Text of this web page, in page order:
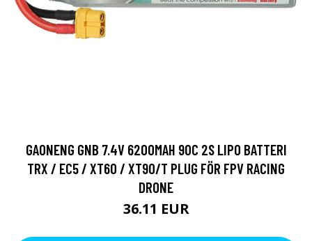
GAONENG GNB 7.4V 6200MAH 90C 2S LIPO BATTERI
TRX / EC5 / XT60 / XT90/T PLUG FÖR FPV RACING
DRONE
36.11 EUR